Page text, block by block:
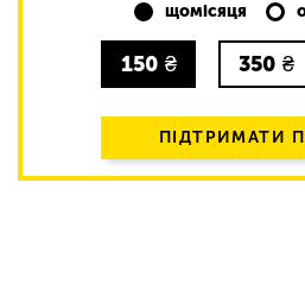
щомісяця
150 ₴ 350 ₴
ПІДТРИМАТИ